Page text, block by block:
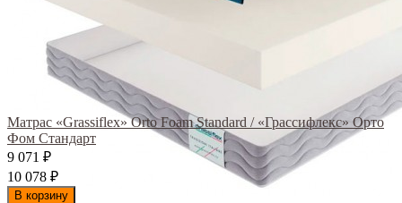
Матрас «Grassiflex» Orto Foam Standard / «Грассифлекс» Орто
Фом Стандарт
9 071
₽
10 078 ₽
В корзину